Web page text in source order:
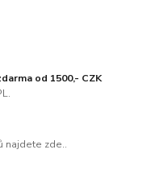
od 1500,- CZK
najdete zde..